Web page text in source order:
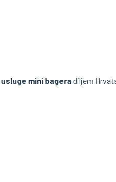
usluge mini bageradiljem